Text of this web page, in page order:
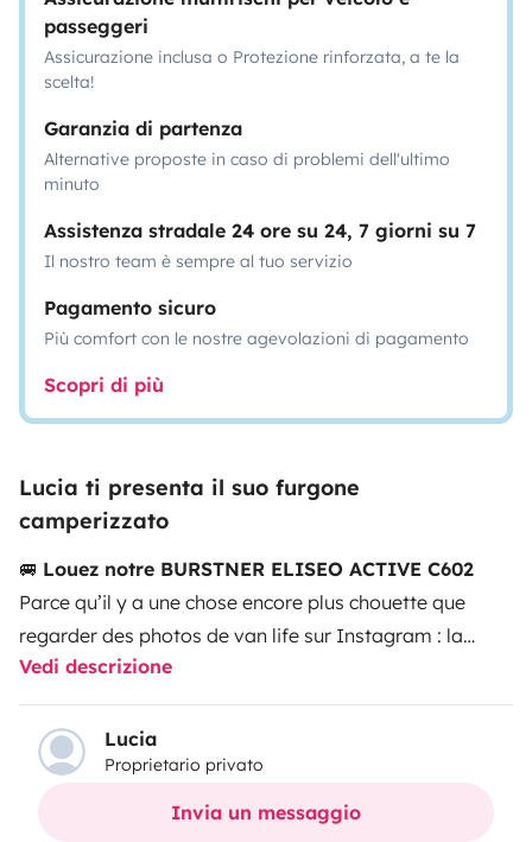
passeggeri
Assicurazione inclusa o Protezione rinforzata, a te la
scelta!
Garanzia di partenza
Alternative proposte in caso di problemi dell'ultimo
minuto
Assistenza stradale 24 ore su 24, 7 giorni su 7
Il nostro team è sempre al tuo servizio
Pagamento sicuro
Più comfort con le nostre agevolazioni di pagamento
Scopri di più
Lucia ti presenta il suo furgone
camperizzato
🚐 Louez notre BURSTNER ELISEO ACTIVE C602
Parce qu’il y a une chose encore plus chouette que
regarder des photos de van life sur Instagram : la
vivre.📍 Départ :Pyrénées-Orientales (66)
stratégique entre mer, montagne, lacs, tapas, et
aventures non planifiées.
mieuxIci, on ne “dort pas approximativement”, on dort
Lit panoramique sous toit relevable
Vedi descrizione
Lucia
Proprietario privato
Invia un messaggio